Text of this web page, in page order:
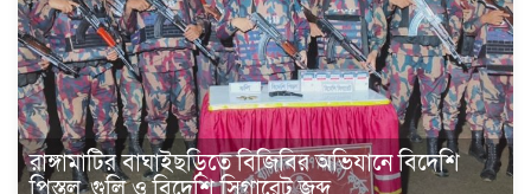
রাঙ্গামাটির বাঘাইছড়িতে বিজিবির অভিযানে বিদেশি